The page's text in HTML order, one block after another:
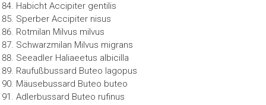
Habicht Accipiter gentilis
Sperber Accipiter nisus
Rotmilan Milvus milvus
Schwarzmilan Milvus migrans
Seeadler Haliaeetus albicilla
Raufußbussard Buteo lagopus
Mäusebussard Buteo buteo
Adlerbussard Buteo rufinus